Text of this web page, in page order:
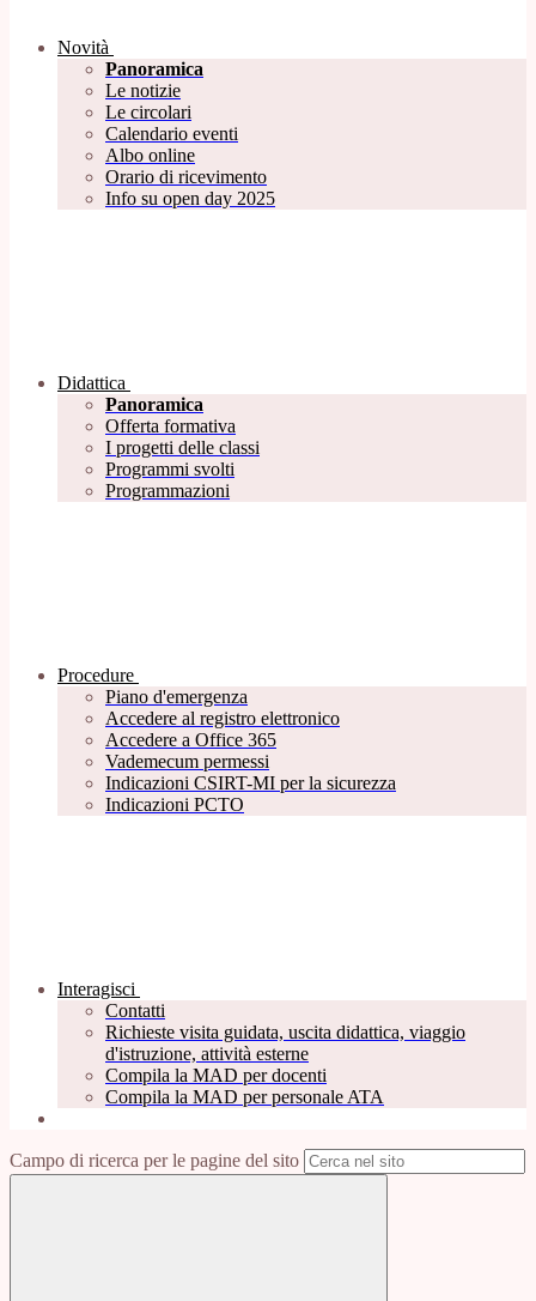
Novità
Panoramica
Le notizie
Le circolari
Calendario eventi
Albo online
Orario di ricevimento
Info su open day 2025
Didattica
Panoramica
Offerta formativa
I progetti delle classi
Programmi svolti
Programmazioni
Procedure
Piano d'emergenza
Accedere al registro elettronico
Accedere a Office 365
Vademecum permessi
Indicazioni CSIRT-MI per la sicurezza
Indicazioni PCTO
Interagisci
Contatti
Richieste visita guidata, uscita didattica, viaggio
d'istruzione, attività esterne
Compila la MAD per docenti
Compila la MAD per personale ATA
Campo di ricerca per le pagine del sito